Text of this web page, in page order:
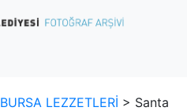
BURSA LEZZETLERİ > Santa